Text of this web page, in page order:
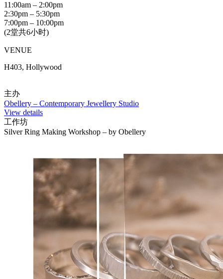
11:00am – 2:00pm
2:30pm – 5:30pm
7:00pm – 10:00pm
(2堂共6小时)
VENUE
H403, Hollywood
主办
Obellery – Contemporary Jewellery Studio
View details
工作坊
Silver Ring Making Workshop – by Obellery